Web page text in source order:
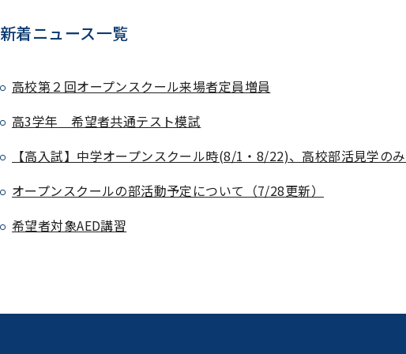
新着ニュース一覧
高校第２回オープンスクール来場者定員増員
高3学年 希望者共通テスト模試
【高入試】中学オープンスクール時(8/1・8/22)、高校部活見学の
オープンスクールの部活動予定について（7/28更新）
希望者対象AED講習